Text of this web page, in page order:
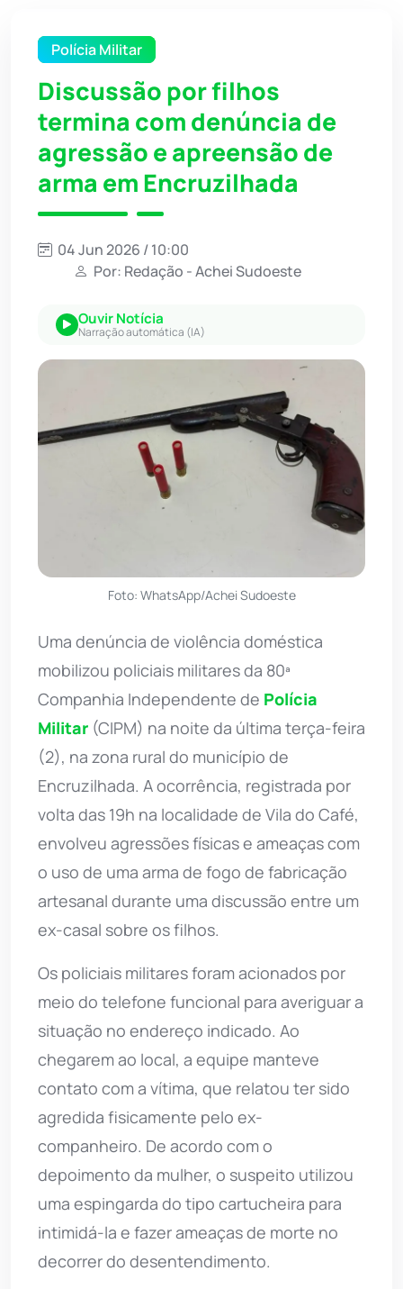
Polícia Militar
Discussão por filhos
termina com denúncia de
agressão e apreensão de
arma em Encruzilhada
04 Jun 2026 / 10:00
Por: Redação - Achei Sudoeste
Ouvir Notícia
Narração automática (IA)
Foto: WhatsApp/Achei Sudoeste
Uma denúncia de violência doméstica
mobilizou policiais militares da 80ª
Companhia Independente de Polícia
Militar (CIPM) na noite da última terça-feira
(2), na zona rural do município de
Encruzilhada. A ocorrência, registrada por
volta das 19h na localidade de Vila do Café,
envolveu agressões físicas e ameaças com
o uso de uma arma de fogo de fabricação
artesanal durante uma discussão entre um
ex-casal sobre os filhos.
Os policiais militares foram acionados por
meio do telefone funcional para averiguar a
situação no endereço indicado. Ao
chegarem ao local, a equipe manteve
contato com a vítima, que relatou ter sido
agredida fisicamente pelo ex-
companheiro. De acordo com o
depoimento da mulher, o suspeito utilizou
uma espingarda do tipo cartucheira para
intimidá-la e fazer ameaças de morte no
decorrer do desentendimento.